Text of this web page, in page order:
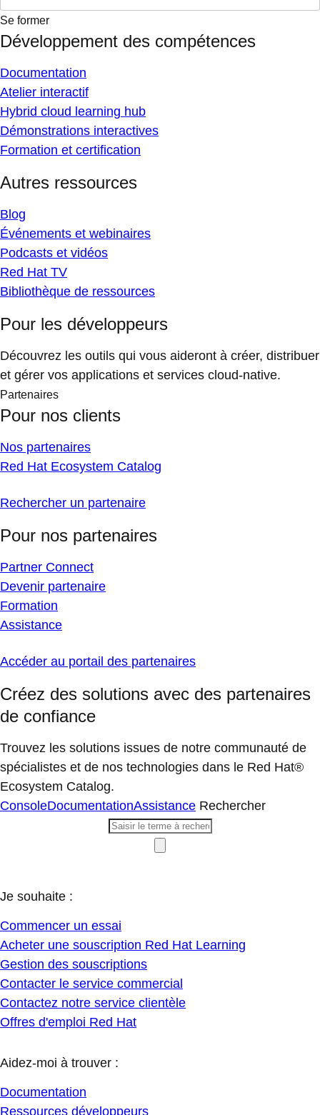
Se former
Développement des compétences
Documentation
Atelier interactif
Hybrid cloud learning hub
Démonstrations interactives
Formation et certification
Autres ressources
Blog
Événements et webinaires
Podcasts et vidéos
Red Hat TV
Bibliothèque de ressources
Pour les développeurs
Découvrez les outils qui vous aideront à créer, distribuer
et gérer vos applications et services cloud-native.
Partenaires
Pour nos clients
Nos partenaires
Red Hat Ecosystem Catalog
Rechercher un partenaire
Pour nos partenaires
Partner Connect
Devenir partenaire
Formation
Assistance
Accéder au portail des partenaires
Créez des solutions avec des partenaires
de confiance
Trouvez les solutions issues de notre communauté de
spécialistes et de nos technologies dans le Red Hat®
Ecosystem Catalog.
ConsoleDocumentationAssistance Rechercher
Je souhaite :
Commencer un essai
Acheter une souscription Red Hat Learning
Gestion des souscriptions
Contacter le service commercial
Contactez notre service clientèle
Offres d'emploi Red Hat
Aidez-moi à trouver :
Documentation
Ressources développeurs